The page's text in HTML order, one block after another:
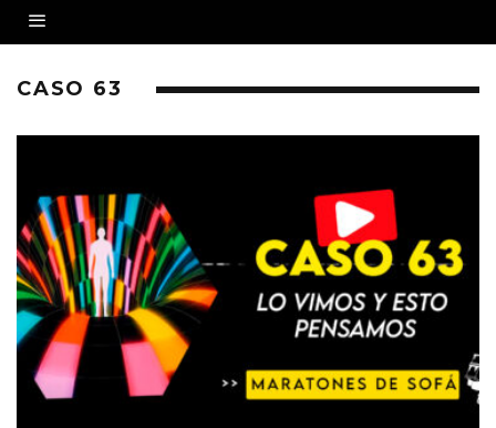
CASO 63